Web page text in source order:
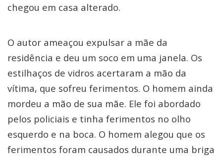
chegou em casa alterado.
O autor ameaçou expulsar a mãe da
residência e deu um soco em uma janela. Os
estilhaços de vidros acertaram a mão da
vítima, que sofreu ferimentos. O homem ainda
mordeu a mão de sua mãe. Ele foi abordado
pelos policiais e tinha ferimentos no olho
esquerdo e na boca. O homem alegou que os
ferimentos foram causados durante uma briga